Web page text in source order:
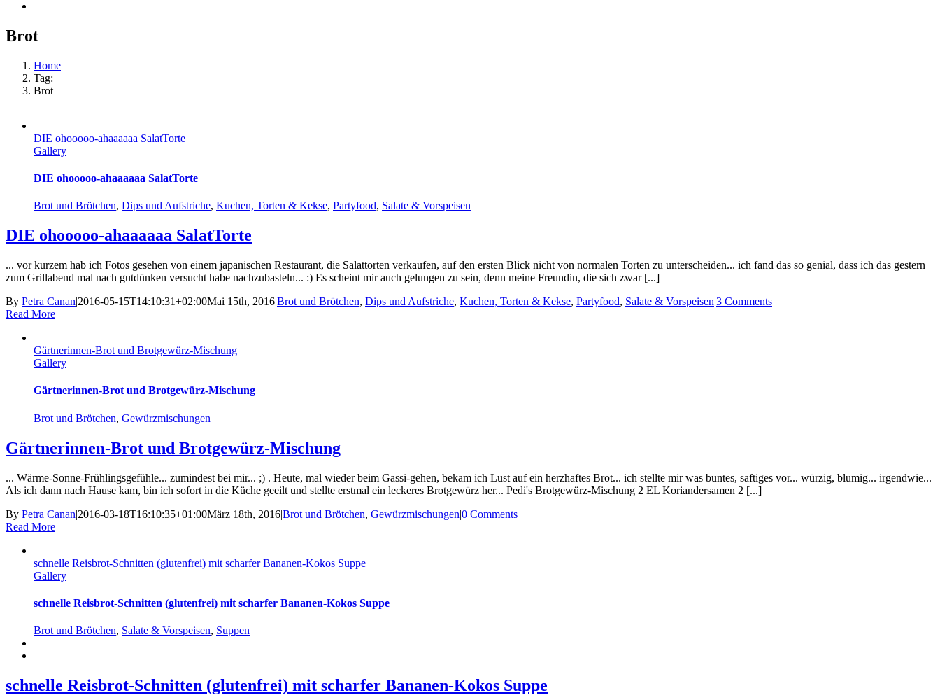
Brot
Home
Tag:
Brot
DIE ohooooo-ahaaaaaa SalatTorte
Gallery
DIE ohooooo-ahaaaaaa SalatTorte
Brot und Brötchen, Dips und Aufstriche, Kuchen, Torten & Kekse, Partyfood, Salate & Vorspeisen
DIE ohooooo-ahaaaaaa SalatTorte
... vor kurzem hab ich Fotos gesehen von einem japanischen Restaurant, die Salattorten verkaufen, auf den ersten Blick nicht von normalen Torten zu unterscheiden... ich fand das so genial, dass ich das gestern
zum Grillabend mal nach gutdünken versucht habe nachzubasteln... :) Es scheint mir auch gelungen zu sein, denn meine Freundin, die sich zwar [...]
By Petra Canan|2016-05-15T14:10:31+02:00Mai 15th, 2016|Brot und Brötchen, Dips und Aufstriche, Kuchen, Torten & Kekse, Partyfood, Salate & Vorspeisen|3 Comments
Read More
Gärtnerinnen-Brot und Brotgewürz-Mischung
Gallery
Gärtnerinnen-Brot und Brotgewürz-Mischung
Brot und Brötchen, Gewürzmischungen
Gärtnerinnen-Brot und Brotgewürz-Mischung
... Wärme-Sonne-Frühlingsgefühle... zumindest bei mir... ;) . Heute, mal wieder beim Gassi-gehen, bekam ich Lust auf ein herzhaftes Brot... ich stellte mir was buntes, saftiges vor... würzig, blumig... irgendwie...
Als ich dann nach Hause kam, bin ich sofort in die Küche geeilt und stellte erstmal ein leckeres Brotgewürz her... Pedi's Brotgewürz-Mischung 2 EL Koriandersamen 2 [...]
By Petra Canan|2016-03-18T16:10:35+01:00März 18th, 2016|Brot und Brötchen, Gewürzmischungen|0 Comments
Read More
schnelle Reisbrot-Schnitten (glutenfrei) mit scharfer Bananen-Kokos Suppe
Gallery
schnelle Reisbrot-Schnitten (glutenfrei) mit scharfer Bananen-Kokos Suppe
Brot und Brötchen, Salate & Vorspeisen, Suppen
schnelle Reisbrot-Schnitten (glutenfrei) mit scharfer Bananen-Kokos Suppe